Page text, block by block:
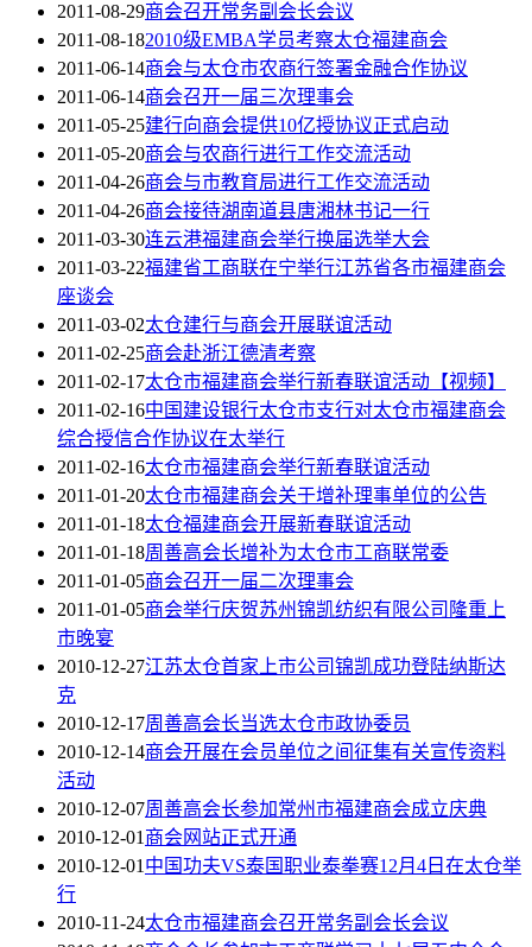
2011-08-29商会召开常务副会长会议
2011-08-182010级EMBA学员考察太仓福建商会
2011-06-14商会与太仓市农商行签署金融合作协议
2011-06-14商会召开一届三次理事会
2011-05-25建行向商会提供10亿授协议正式启动
2011-05-20商会与农商行进行工作交流活动
2011-04-26商会与市教育局进行工作交流活动
2011-04-26商会接待湖南道县唐湘林书记一行
2011-03-30连云港福建商会举行换届选举大会
2011-03-22福建省工商联在宁举行江苏省各市福建商会
座谈会
2011-03-02太仓建行与商会开展联谊活动
2011-02-25商会赴浙江德清考察
2011-02-17太仓市福建商会举行新春联谊活动【视频】
2011-02-16中国建设银行太仓市支行对太仓市福建商会
综合授信合作协议在太举行
2011-02-16太仓市福建商会举行新春联谊活动
2011-01-20太仓市福建商会关于增补理事单位的公告
2011-01-18太仓福建商会开展新春联谊活动
2011-01-18周善高会长增补为太仓市工商联常委
2011-01-05商会召开一届二次理事会
2011-01-05商会举行庆贺苏州锦凯纺织有限公司隆重上
市晚宴
2010-12-27江苏太仓首家上市公司锦凯成功登陆纳斯达
克
2010-12-17周善高会长当选太仓市政协委员
2010-12-14商会开展在会员单位之间征集有关宣传资料
活动
2010-12-07周善高会长参加常州市福建商会成立庆典
2010-12-01商会网站正式开通
2010-12-01中国功夫VS泰国职业泰拳赛12月4日在太仓举
行
2010-11-24太仓市福建商会召开常务副会长会议